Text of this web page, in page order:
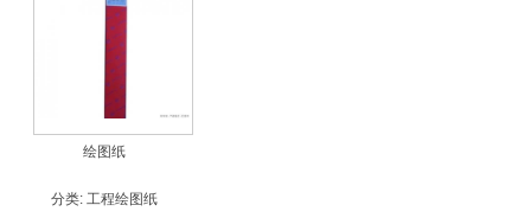
绘图纸
分类: 工程绘图纸